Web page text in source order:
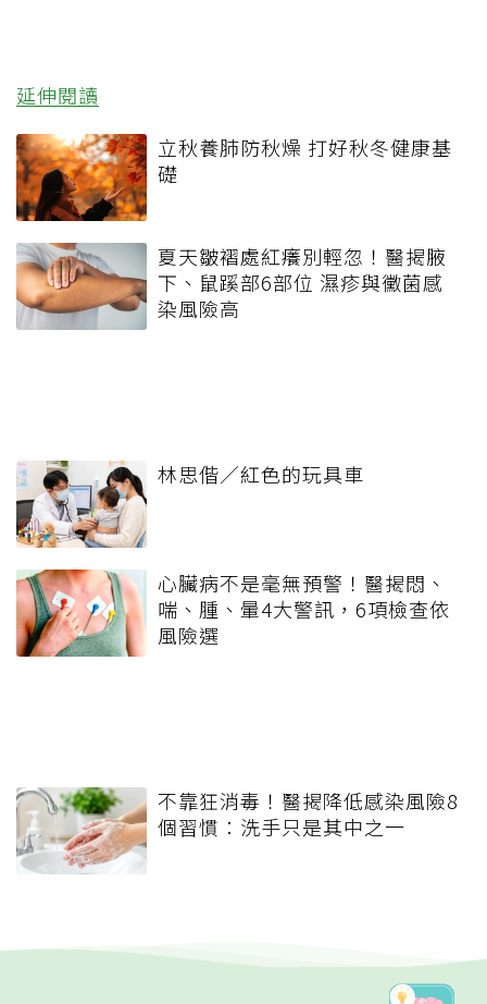
延伸閱讀
立秋養肺防秋燥 打好秋冬健康基
礎
夏天皺褶處紅癢別輕忽！醫揭腋
下、鼠蹊部6部位 濕疹與黴菌感
染風險高
林思偕／紅色的玩具車
心臟病不是毫無預警！醫揭悶、
喘、腫、暈4大警訊，6項檢查依
風險選
不靠狂消毒！醫揭降低感染風險8
個習慣：洗手只是其中之一